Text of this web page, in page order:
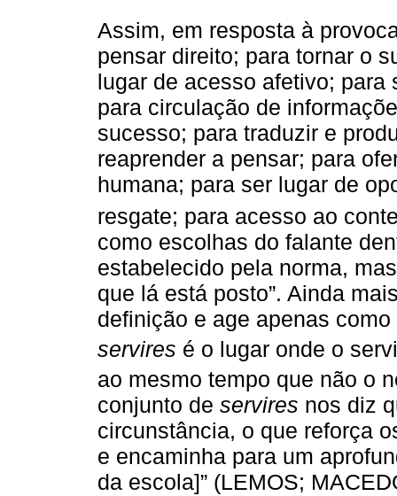
Assim, em resposta à
pensar direito; para tornar o
lugar de acesso afetivo;
para circulação de
sucesso; para traduzir e
reaprender a pensar; para
humana; para ser lugar de
resgate; para acesso ao
como escolhas do falante
estabelecido pela norma,
que lá está posto”. Ainda
definição e age apenas
servires é o lugar onde o
ao mesmo tempo que não o
conjunto de servires nos diz
circunstância, o que reforça
e encaminha para um
da escola]” (LEMOS;